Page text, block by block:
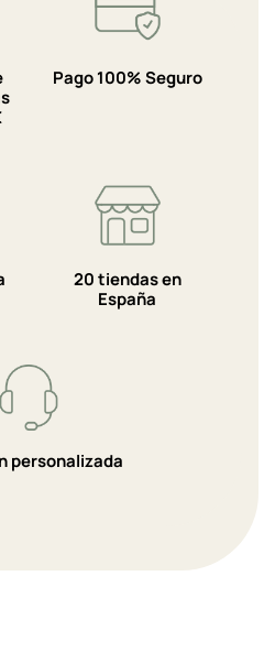
Pago 100% Seguro
20 tiendas en
España
personalizada